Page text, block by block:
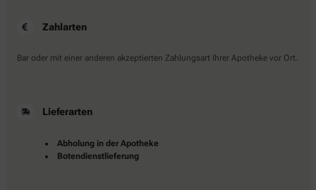
Zahlarten
Bar oder mit einer anderen akzeptierten Zahlungsart Ihrer Apotheke vor Ort.
Lieferarten
Abholung in der Apotheke
Botendienstlieferung